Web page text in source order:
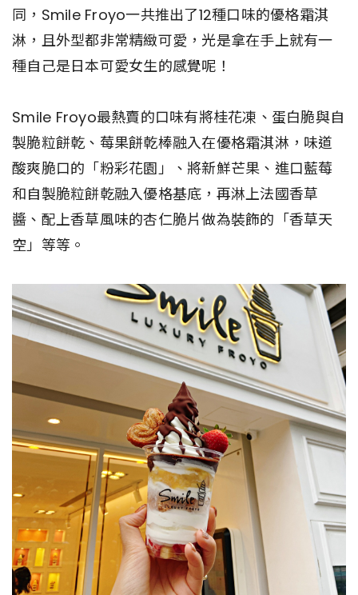
同，Smile Froyo一共推出了12種口味的優格霜淇
淋，且外型都非常精緻可愛，光是拿在手上就有一
種自己是日本可愛女生的感覺呢！
Smile Froyo最熱賣的口味有將桂花凍、蛋白脆與自
製脆粒餅乾、莓果餅乾棒融入在優格霜淇淋，味道
酸爽脆口的「粉彩花園」、將新鮮芒果、進口藍莓
和自製脆粒餅乾融入優格基底，再淋上法國香草
醬、配上香草風味的杏仁脆片做為裝飾的「香草天
空」等等。